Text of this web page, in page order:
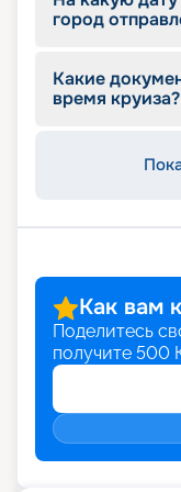
на 2026 - 2027
город
Какие
время круиза?
Как вам
Поделитесь
получите 500